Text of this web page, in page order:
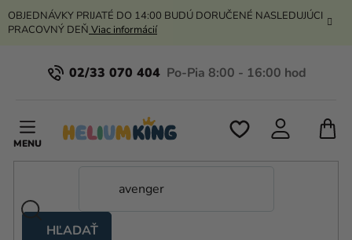
Prejsť
na
OBJEDNÁVKY PRIJATÉ DO 14:00 BUDÚ DORUČENÉ NASLEDUJÚCI
PRACOVNÝ DEŇ Viac informácií
02/33 070 404
HĽADAŤ